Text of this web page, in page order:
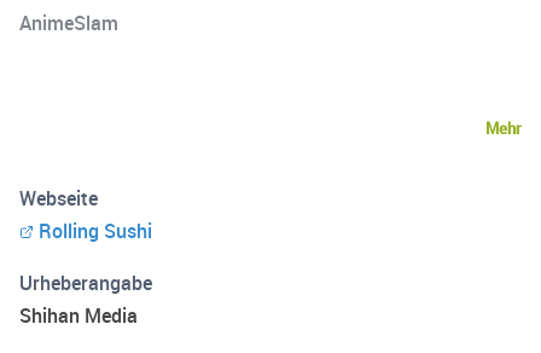
AnimeSlam
Mehr
Webseite
Rolling Sushi
Urheberangabe
Shihan Media